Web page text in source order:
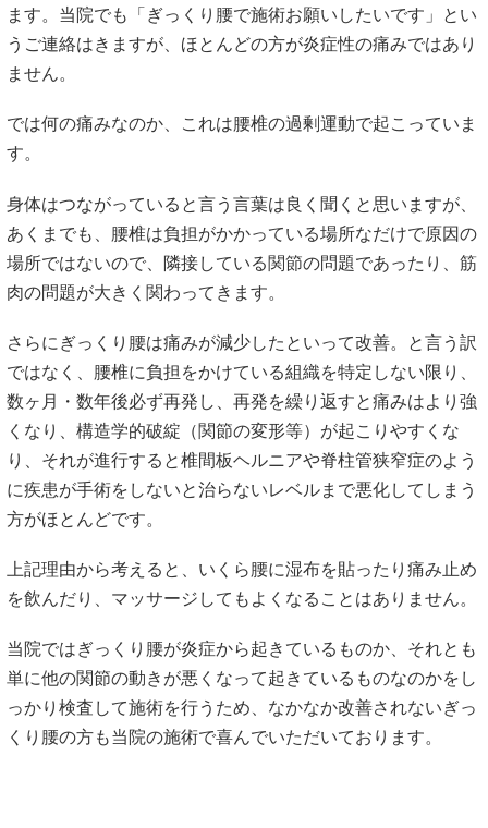
さらにぎっくり腰は痛みが減少したといって改善。と言う訳
ではなく、腰椎に負担をかけている組織を特定しない限り、
くなり、構造学的破綻（関節の変形等）が起こりやすくな
り、それが進行すると椎間板ヘルニアや脊柱管狭窄症のよう
に疾患が手術をしないと治らないレベルまで悪化してしまう
方がほとんどです。
上記理由から考えると、いくら腰に湿布を貼ったり痛み止め
を飲んだり、マッサージしてもよくなることはありません。
当院ではぎっくり腰が炎症から起きているものか、それとも
単に他の関節の動きが悪くなって起きているものなのかをし
っかり検査して施術を行うため、なかなか改善されないぎっ
くり腰の方も当院の施術で喜んでいただいております。
ぎっくり腰の原因とは